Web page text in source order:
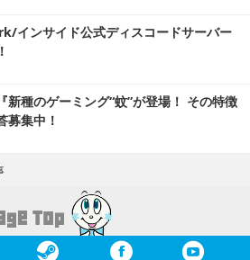
インサイド公式ディスコードサーバー
新種のゲーミング“蚊”が登場！ その特徴
募集中！